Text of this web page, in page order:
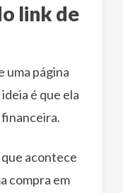
link de
uma página
é que ela
financeira.
acontece
compra em